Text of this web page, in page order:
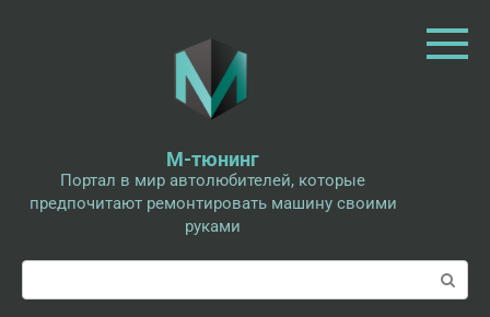
М-тюнинг
Портал в мир автолюбителей, которые
предпочитают ремонтировать машину своими
руками
Поиск: